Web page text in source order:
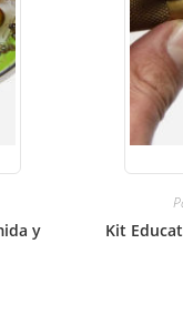
y
Kit